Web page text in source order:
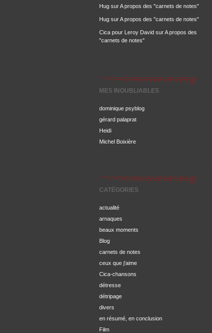
Hug surA propos des "carnets de notes"
Hug surA propos des "carnets de notes"
Cica pour Leroy David surA propos des
"carnets de notes"
MES INOUBLIABLES
dominique psyblog
gérard palaprat
Heidi
Michel Boixière
CATÉGORIES
actualité
arnaques
beaux moments
Blog
carnets de notes
ceux que j'aime
Cica-chansons
détresse
détripage
divers
en résumé, en conclusion
Film